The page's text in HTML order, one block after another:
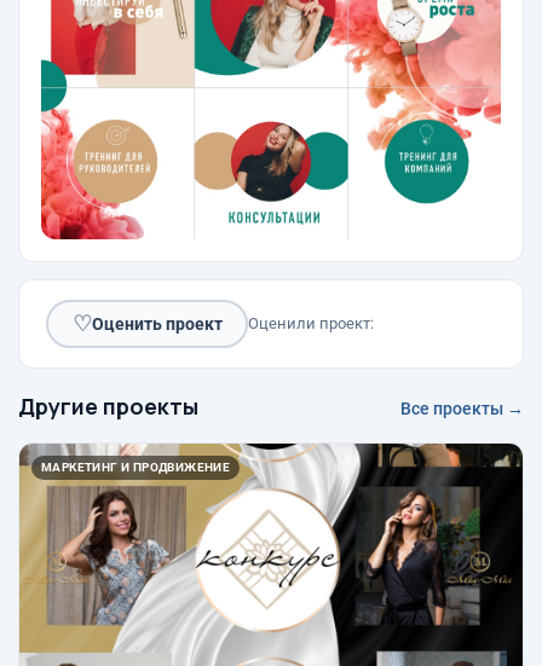
♡Оценить проект Оценили проект:
Другие проекты Все проекты →
МАРКЕТИНГ И ПРОДВИЖЕНИЕ